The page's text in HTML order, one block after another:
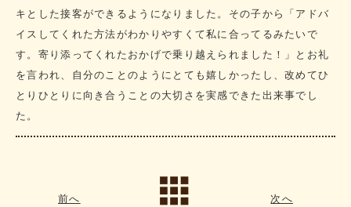
キとした接客ができるようになりました。その子から「アドバ
イスしてくれた方法がわかりやすくて私に合ってるみたいで
す。寄り添ってくれたおかげで乗り越えられました！」とお礼
を言われ、自分のことのようにとても嬉しかったし、改めてひ
とりひとりに向き合うことの大切さを実感できた出来事でし
た。
前へ 次へ